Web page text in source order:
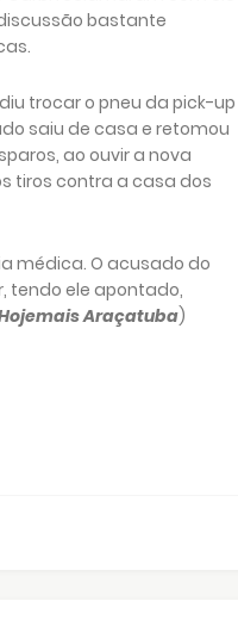
bastante
trocar o pneu da pick-up
saiu de casa e retomou
ao ouvir a nova
tiros contra a casa dos
médica. O acusado do
tendo ele apontado,
Araçatuba)